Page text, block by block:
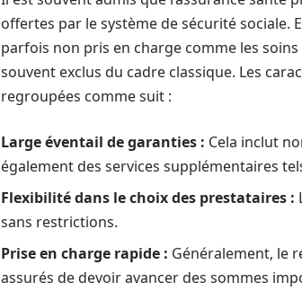
offertes par le système de sécurité sociale.
parfois non pris en charge comme les
souvent exclus du cadre classique. Les
regroupées comme suit :
Large éventail de garanties : Cela inclut
également des services supplémentaires
Flexibilité dans le choix des prestataires :
sans restrictions.
Prise en charge rapide : Généralement, le
assurés de devoir avancer des sommes